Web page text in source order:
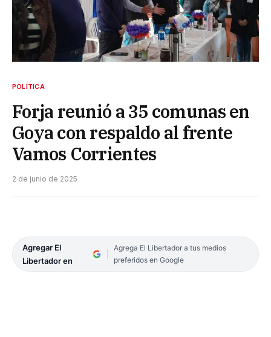
POLÍTICA
Forja reunió a 35 comunas en
Goya con respaldo al frente
Vamos Corrientes
2 de junio de 2025
Agregar El
Libertador en
Agrega El Libertador a tus medios
preferidos en Google